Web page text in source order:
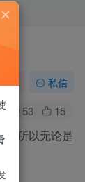
私信
53 15
，所以无论是